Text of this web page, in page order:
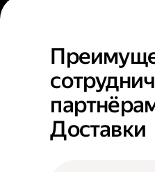
Доставки